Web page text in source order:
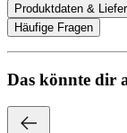
Produktdaten &
Häufige Fragen
Das könnte dir